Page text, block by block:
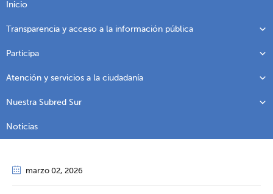
Inicio
Transparencia y acceso a la información pública
Participa
Atención y servicios a la ciudadanía
Nuestra Subred Sur
Noticias
marzo 02, 2026